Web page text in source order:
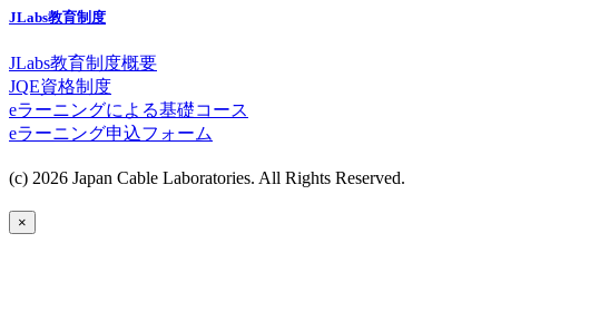
JLabs教育制度
JLabs教育制度概要
JQE資格制度
eラーニングによる基礎コース
eラーニング申込フォーム
(c) 2026 Japan Cable Laboratories. All Rights Reserved.
×